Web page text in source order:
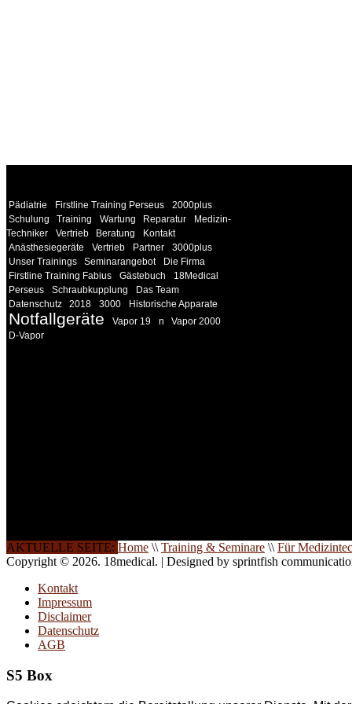
Pädiatrie Firstline Training Perseus
2000plus
Schulung
Training Wartung Reparatur
Medizin-
Techniker
Vertrieb Beratung
Kontakt
Anästhesiegeräte
Vertrieb Partner
3000plus
Unser Trainings
Seminarangebot
Die Firma
Firstline Training Fabius
Gästebuch
18Medical
Perseus
Schraubkupplung
Das Team
Datenschutz
2018 3000 Historische Apparate
Notfallgeräte Vapor 19 n
Vapor 2000
D-Vapor
AKTUELLE SEITE: Home \\ Training & Seminare \\ Für
Copyright © 2026. 18medical. | Designed by sprintfish
Kontakt
Impressum
Disclaimer
Datenschutz
AGB
S5 Box